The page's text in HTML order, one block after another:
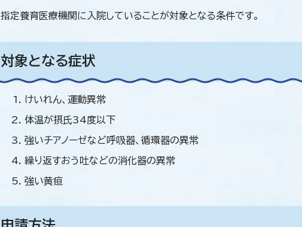
指定養育医療機関に入院していることが対象となる条件です。
対象となる症状
けいれん、運動異常
体温が摂氏34度以下
強いチアノーゼなど呼吸器、循環器の異常
繰り返すおう吐などの消化器の異常
強い黄疸